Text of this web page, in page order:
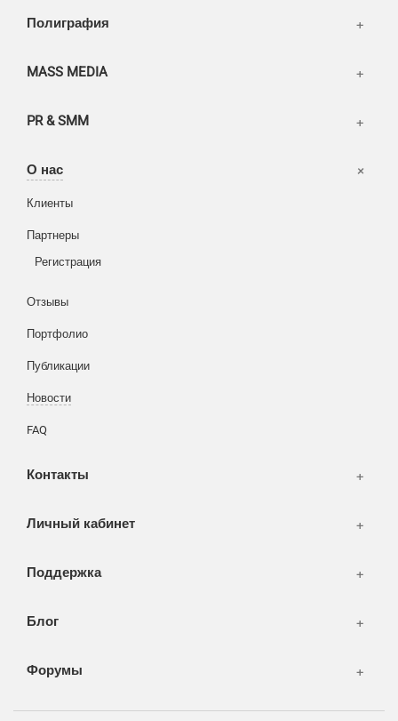
Полиграфия
MASS MEDIA
PR & SMM
О нас
Клиенты
Партнеры
Регистрация
Отзывы
Портфолио
Публикации
Новости
FAQ
Контакты
Офисы
Личный кабинет
Корзина
Вход
Поддержка
Написать тикет
Блог
Разное
WEB и технологии
Форумы